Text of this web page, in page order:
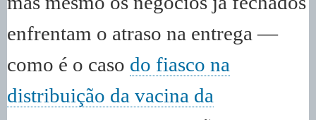
enfrentam o atraso na entrega —
como é o caso do fiasco na
distribuição da vacina da